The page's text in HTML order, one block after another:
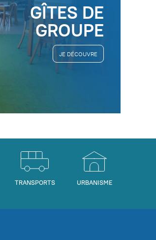
GÎTES DE
GROUPE
JE DÉCOUVRE
TRANSPORTS URBANISME